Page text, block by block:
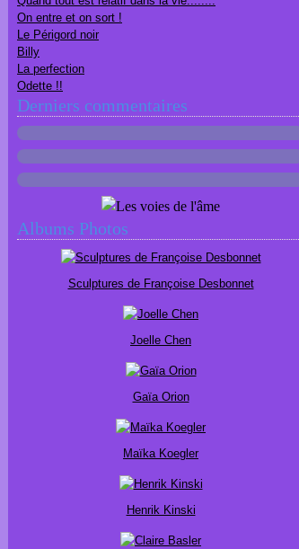
On entre et on sort !
Le Périgord noir
Billy
La perfection
Odette !!
Derniers commentaires
Albums Photos
Sculptures de Françoise Desbonnet
Joelle Chen
Gaïa Orion
Maïka Koegler
Henrik Kinski